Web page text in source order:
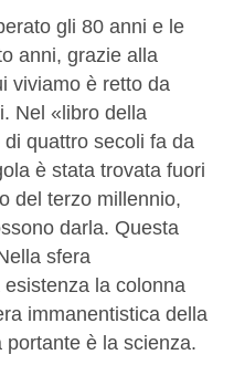
gli 80 anni e le
anni, grazie alla
viviamo è retto da
Nel «libro della
quattro secoli fa da
è stata trovata fuori
del terzo millennio,
darla. Questa
sfera
la colonna
immanentistica della
è la scienza.